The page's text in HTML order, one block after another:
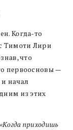
Когда-то
Тимоти Лири
что
первоосновы —
начал
из этих
«Когда приходишь